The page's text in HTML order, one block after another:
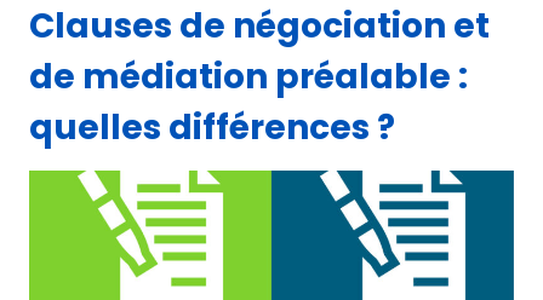
Clauses de négociation et
de médiation préalable :
quelles différences ?